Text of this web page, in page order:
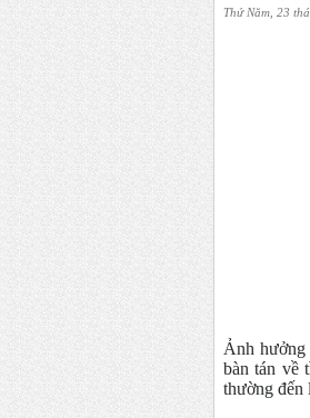
Thứ Năm, 23
Ảnh hưởng
bàn tán về
thường đến